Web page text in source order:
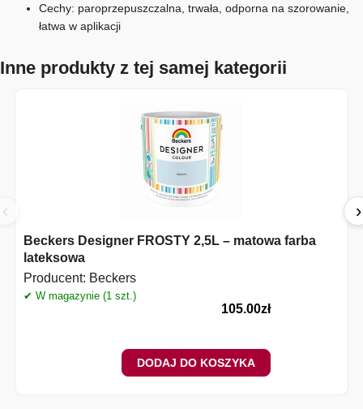
Cechy: paroprzepuszczalna, trwała, odporna na szorowanie,
łatwa w aplikacji
Inne produkty z tej samej kategorii
‹
Beckers Designer FROSTY 2,5L – matowa farba
lateksowa
Producent: Beckers
✔ W magazynie (1 szt.)
105.00zł
DODAJ DO KOSZYKA
›